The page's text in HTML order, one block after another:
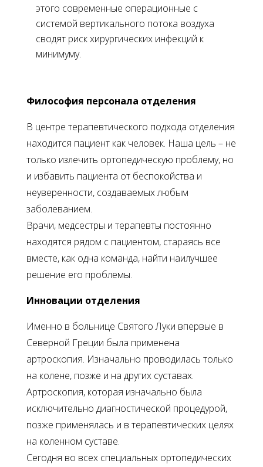
этого современные операционные с
системой вертикального потока воздуха
сводят риск хирургических инфекций к
минимуму.
Философия персонала отделения
В центре терапевтического подхода отделения
находится пациент как человек. Наша цель – не
только излечить ортопедическую проблему, но
и избавить пациента от беспокойства и
неуверенности, создаваемых любым
заболеванием.
Врачи, медсестры и терапевты постоянно
находятся рядом с пациентом, стараясь все
вместе, как одна команда, найти наилучшее
решение его проблемы.
Инновации отделения
Именно в больнице Святого Луки впервые в
Северной Греции была применена
артроскопия. Изначально проводилась только
на колене, позже и на других суставах.
Артроскопия, которая изначально была
исключительно диагностической процедурой,
позже применялась и в терапевтических целях
на коленном суставе.
Сегодня во всех специальных ортопедических